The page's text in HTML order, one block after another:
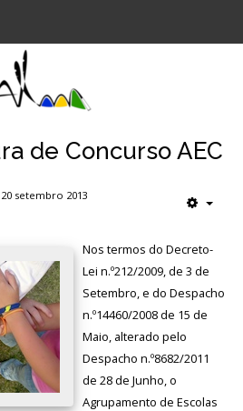
de Concurso AEC
setembro 2013
Nos termos do Decreto-
Lei n.º212/2009, de 3 de
Setembro, e do Despacho
n.º14460/2008 de 15 de
Maio, alterado pelo
Despacho n.º8682/2011
de 28 de Junho, o
Agrupamento de Escolas